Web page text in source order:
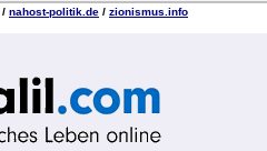
/ nahost-politik.de / zionismus.info